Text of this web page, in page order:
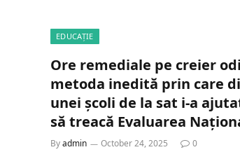
EDUCAȚIE
Ore remediale pe creier
metoda inedită prin care
unei școli de la sat i-a
să treacă Evaluarea
Byadmin October 24, 2025 0